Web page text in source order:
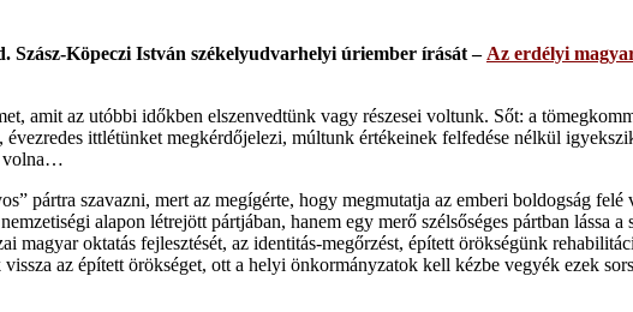
Szász-Köpeczi István székelyudvarhelyi úriember írását – Az erdélyi
amit az utóbbi időkben elszenvedtünk vagy részesei voltunk. Sőt: a
ittlétünket megkérdőjelezi, múltunk értékeinek felfedése nélkül
volna…
pártra szavazni, mert az megígérte, hogy megmutatja az emberi boldogság
alapon létrejött pártjában, hanem egy merő szélsőséges pártban lássa
oktatás fejlesztését, az identitás-megőrzést, épített örökségünk
az épített örökséget, ott a helyi önkormányzatok kell kézbe vegyék ezek